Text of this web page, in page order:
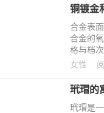
合金表
合金的
格与档
白金和
女性
玳瑁的
玳瑁是